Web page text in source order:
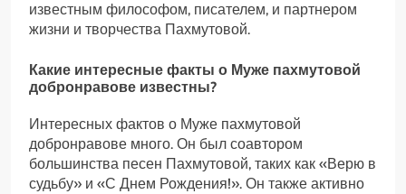
известным философом, писателем, и партнером
жизни и творчества Пахмутовой.
Какие интересные факты о Муже пахмутовой
добронравове известны?
Интересных фактов о Муже пахмутовой
добронравове много. Он был соавтором
большинства песен Пахмутовой, таких как «Верю в
судьбу» и «С Днем Рождения!». Он также активно